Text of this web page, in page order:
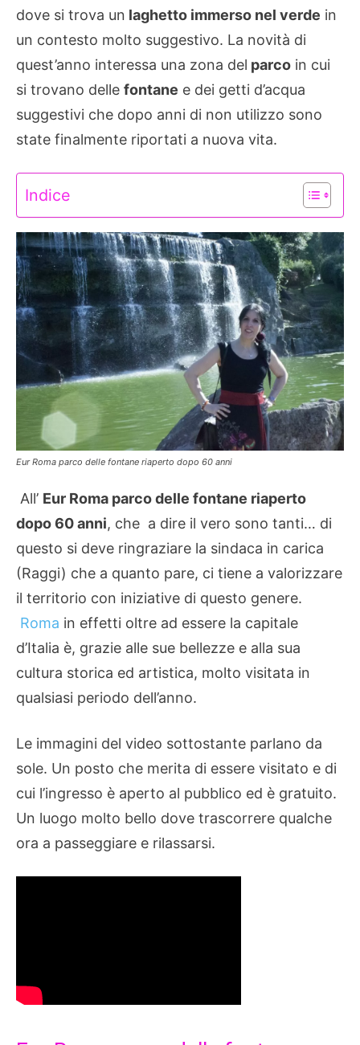
dove si trova un laghetto immerso nel verde in
un contesto molto suggestivo. La novità di
quest’anno interessa una zona del parco in cui
si trovano delle fontane e dei getti d’acqua
suggestivi che dopo anni di non utilizzo sono
state finalmente riportati a nuova vita.
Indice
Eur Roma parco delle fontane riaperto dopo 60 anni
All’ Eur Roma parco delle fontane riaperto
dopo 60 anni, che a dire il vero sono tanti… di
questo si deve ringraziare la sindaca in carica
(Raggi) che a quanto pare, ci tiene a valorizzare
il territorio con iniziative di questo genere.
Roma in effetti oltre ad essere la capitale
d’Italia è, grazie alle sue bellezze e alla sua
cultura storica ed artistica, molto visitata in
qualsiasi periodo dell’anno.
Le immagini del video sottostante parlano da
sole. Un posto che merita di essere visitato e di
cui l’ingresso è aperto al pubblico ed è gratuito.
Un luogo molto bello dove trascorrere qualche
ora a passeggiare e rilassarsi.